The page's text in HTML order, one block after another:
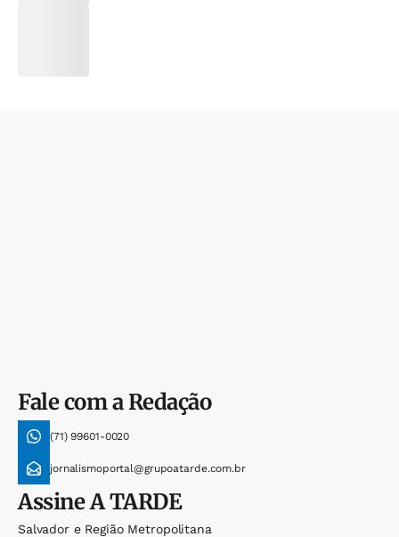
Fale com a Redação
(71) 99601-0020
jornalismoportal@grupoatarde.com.br
AssineA TARDE
Salvador e Região Metropolitana